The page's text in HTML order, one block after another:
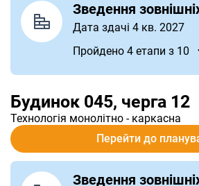
Зведення
Дата здачі 4 кв. 2027
Пройдено 4 етапи з 10
Будинок 045, черга 12
Технологія монолітно - каркасна
Перейти до
Зведення